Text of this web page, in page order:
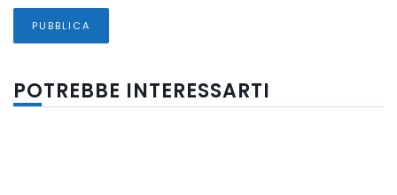
POTREBBE INTERESSARTI